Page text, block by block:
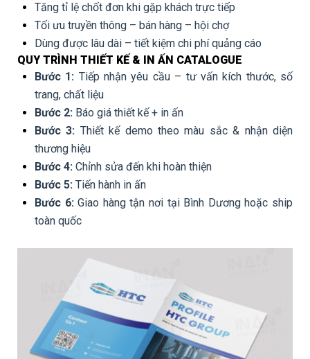
Tăng tỉ lệ chốt đơn khi gặp khách trực tiếp
Tối ưu truyền thông – bán hàng – hội chợ
Dùng được lâu dài – tiết kiệm chi phí quảng cáo
QUY TRÌNH THIẾT KẾ & IN ẤN CATALOGUE
Bước 1: Tiếp nhận yêu cầu – tư vấn kích thước, số
trang, chất liệu
Bước 2: Báo giá thiết kế + in ấn
Bước 3: Thiết kế demo theo màu sắc & nhận diện
thương hiệu
Bước 4: Chỉnh sửa đến khi hoàn thiện
Bước 5: Tiến hành in ấn
Bước 6:Giao hàng tận nơi tại Bình Dương hoặc ship
toàn quốc